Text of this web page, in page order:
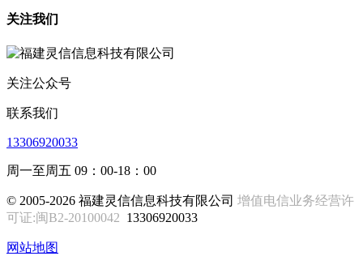
关注我们
关注公众号
联系我们
13306920033
周一至周五 09：00-18：00
© 2005-2026 福建灵信信息科技有限公司 增值电信业务经营许
可证:闽B2-20100042 13306920033
网站地图